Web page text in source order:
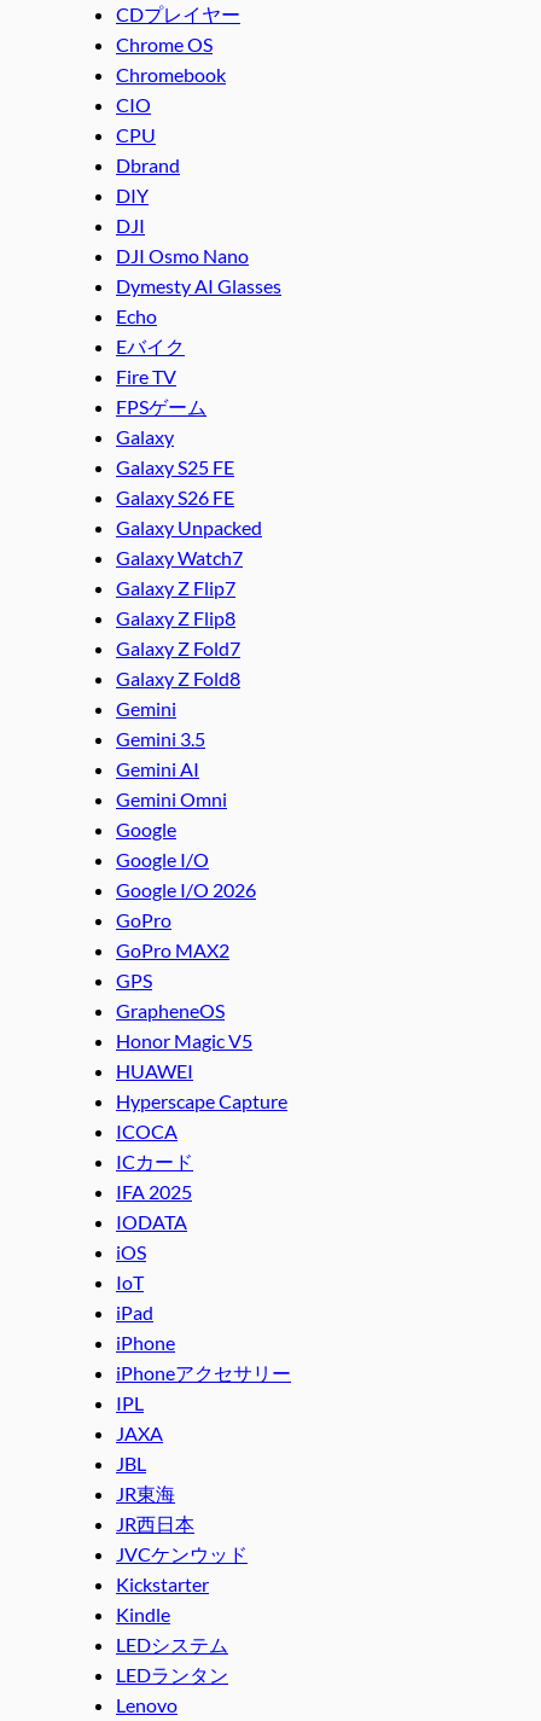
CDプレイヤー
Chrome OS
Chromebook
CIO
CPU
Dbrand
DIY
DJI
DJI Osmo Nano
Dymesty AI Glasses
Echo
Eバイク
Fire TV
FPSゲーム
Galaxy
Galaxy S25 FE
Galaxy S26 FE
Galaxy Unpacked
Galaxy Watch7
Galaxy Z Flip7
Galaxy Z Flip8
Galaxy Z Fold7
Galaxy Z Fold8
Gemini
Gemini 3.5
Gemini AI
Gemini Omni
Google
Google I/O
Google I/O 2026
GoPro
GoPro MAX2
GPS
GrapheneOS
Honor Magic V5
HUAWEI
Hyperscape Capture
ICOCA
ICカード
IFA 2025
IODATA
iOS
IoT
iPad
iPhone
iPhoneアクセサリー
IPL
JAXA
JBL
JR東海
JR西日本
JVCケンウッド
Kickstarter
Kindle
LEDシステム
LEDランタン
Lenovo